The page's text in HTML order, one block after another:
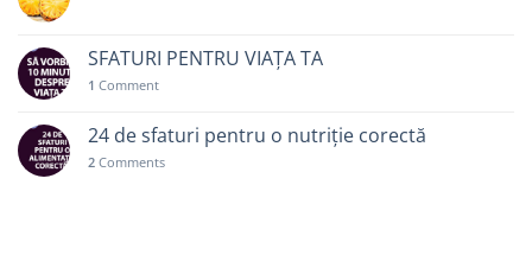
SFATURI PENTRU VIAȚA TA
1 Comment
24 de sfaturi pentru o nutriție corectă
2 Comments